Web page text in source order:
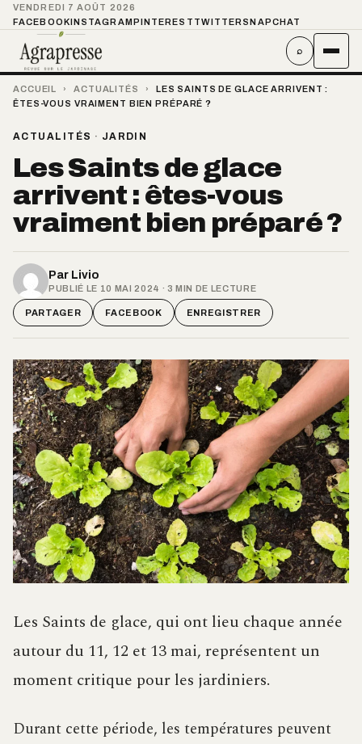
VENDREDI 7 AOÛT 2026
FACEBOOKINSTAGRAMPINTEREST TWITTER SNAPCHAT
⌕
ACCUEIL › ACTUALITÉS ›
LES SAINTS DE GLACE ARRIVENT :
ÊTES-VOUS VRAIMENT BIEN PRÉPARÉ ?
ACTUALITÉS · JARDIN
Les Saints de glace
arrivent : êtes-vous
vraiment bien préparé ?
Par Livio
PUBLIÉ LE 10 MAI 2024 · 3 MIN DE LECTURE
PARTAGER FACEBOOK ENREGISTRER
Les Saints de glace, qui ont lieu chaque année
autour du 11, 12 et 13 mai, représentent un
moment critique pour les jardiniers.
Durant cette période, les températures peuvent